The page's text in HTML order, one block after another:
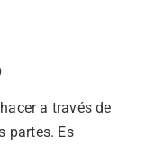
a través de
partes. Es